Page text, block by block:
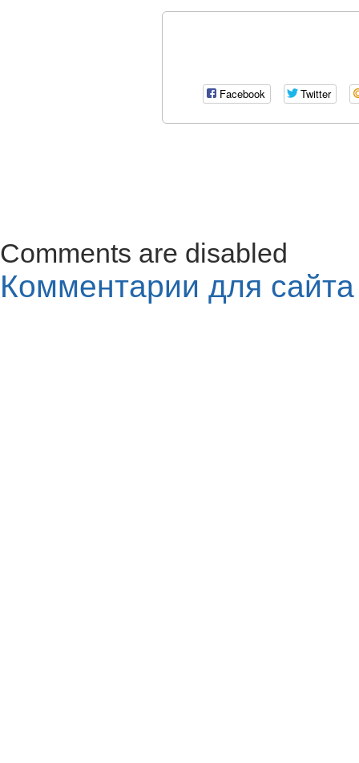
Facebook Twitter
Comments are disabled
Комментарии для